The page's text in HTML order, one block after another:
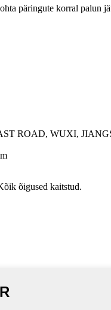
päringute korral palun
ROAD, WUXI,
õigused kaitstud.